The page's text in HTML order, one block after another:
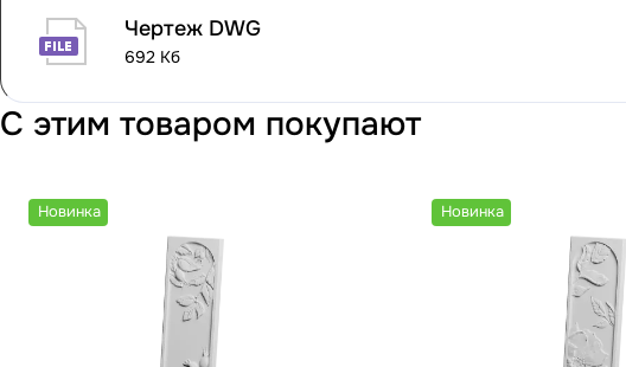
Чертеж DWG
692 Кб
С этим товаром покупают
Новинка Новинка